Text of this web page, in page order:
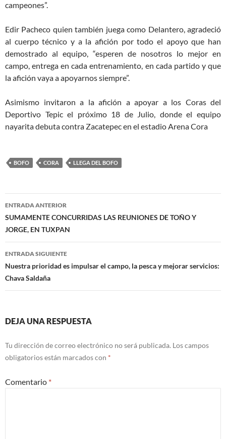
campeones”.
Edir Pacheco quien también juega como Delantero, agradeció
al cuerpo técnico y a la afición por todo el apoyo que han
demostrado al equipo, “esperen de nosotros lo mejor en
campo, entrega en cada entrenamiento, en cada partido y que
la afición vaya a apoyarnos siempre”.
Asimismo invitaron a la afición a apoyar a los Coras del
Deportivo Tepic el próximo 18 de Julio, donde el equipo
nayarita debuta contra Zacatepec en el estadio Arena Cora
BOFO CORA LLEGA DEL BOFO
Navegación
de
entradas
ENTRADA ANTERIOR
SUMAMENTE CONCURRIDAS LAS REUNIONES DE TOÑO Y
JORGE, EN TUXPAN
ENTRADA SIGUIENTE
Nuestra prioridad es impulsar el campo, la pesca y mejorar servicios:
Chava Saldaña
DEJA UNA RESPUESTA
Tu dirección de correo electrónico no será publicada. Los campos
obligatorios están marcados con *
Comentario *